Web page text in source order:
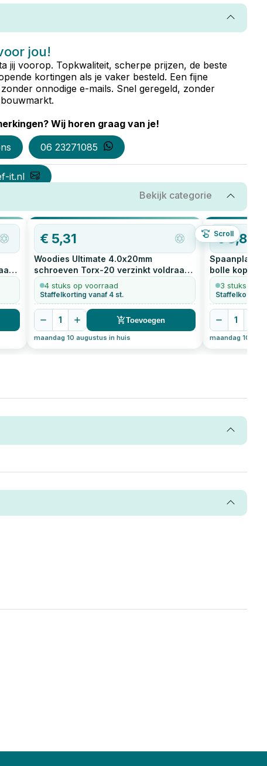
jou!
jij voorop. Topkwaliteit, scherpe prijzen, de beste
kortingen als je vaker besteld. Een fijne
onnodige e-mails. Snel geregeld, zonder
Wij horen graag van je!
06 23271085
it.nl
Bekijk categorie
Scroll
€ 5,31
Woodies Ultimate 4.0x20mm
schroeven Torx-20 verzinkt voldraad
bolle kop
4 stuks op voorraad
Staffelkorting vanaf 4 st.
1 Toevoegen
maandag 10 augustus in huis
OP=OP
€3,80
bolle kop
3 stuks op
Staffelkorting
1
maandag 10